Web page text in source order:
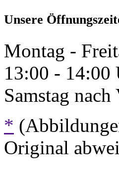
Unsere
Montag -
13:00 - 14:00
Samstag
*
Original